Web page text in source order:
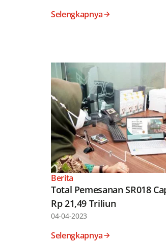
Selengkapnya
Berita
Total Pemesanan SR018
Rp 21,49 Triliun
04-04-2023
Selengkapnya